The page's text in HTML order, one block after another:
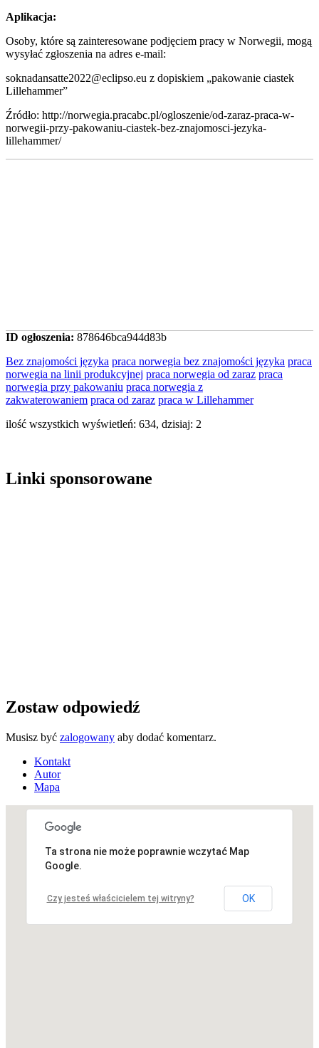
Aplikacja:
Osoby, które są zainteresowane podjęciem pracy w Norwegii, mogą
wysyłać zgłoszenia na adres e-mail:
soknadansatte2022@eclipso.eu z dopiskiem „pakowanie ciastek
Lillehammer”
Źródło: http://norwegia.pracabc.pl/ogloszenie/od-zaraz-praca-w-
norwegii-przy-pakowaniu-ciastek-bez-znajomosci-jezyka-
lillehammer/
ID ogłoszenia: 878646bca944d83b
Bez znajomości języka praca norwegia bez znajomości języka praca
norwegia na linii produkcyjnej praca norwegia od zaraz praca
norwegia przy pakowaniu praca norwegia z
zakwaterowaniem praca od zaraz praca w Lillehammer
ilość wszystkich wyświetleń: 634, dzisiaj: 2
Linki sponsorowane
Zostaw odpowiedź
Musisz być zalogowany aby dodać komentarz.
Kontakt
Autor
Mapa
Niestety, adres nie został znaleziony.
Ta strona nie może poprawnie wczytać Map
Google.
Czy jesteś właścicielem tej witryny? OK